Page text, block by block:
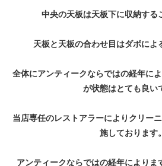
中央の天板は天板下に収納する
天板と天板の合わせ目はダボによ
全体にアンティークならではの経年に
が状態はとても良い
当店専任のレストアラーによりクリー
施しております。
アンティークならではの経年によりま